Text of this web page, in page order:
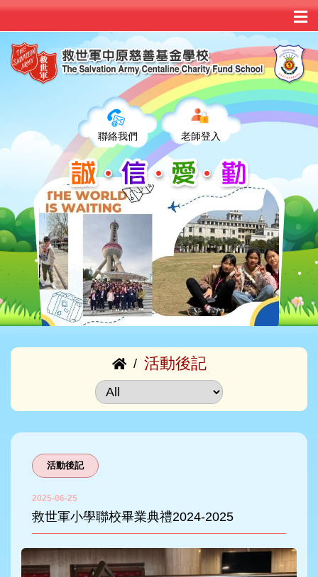
聯絡我們 老師登入
/ 活動後記
活動後記
2025-06-25
救世軍小學聯校畢業典禮2024-2025